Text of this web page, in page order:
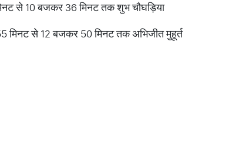
से 10 बजकर 36 मिनट तक शुभ चौघड़िया
मिनट से 12 बजकर 50 मिनट तक अभिजीत मुहूर्त